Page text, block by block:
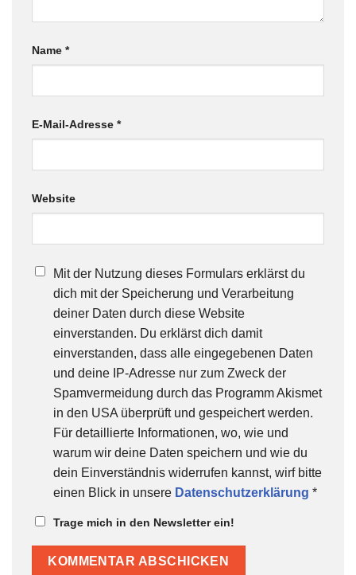
Name *
E-Mail-Adresse *
Website
Mit der Nutzung dieses Formulars erklärst du
dich mit der Speicherung und Verarbeitung
deiner Daten durch diese Website
einverstanden. Du erklärst dich damit
einverstanden, dass alle eingegebenen Daten
und deine IP-Adresse nur zum Zweck der
Spamvermeidung durch das Programm Akismet
in den USA überprüft und gespeichert werden.
Für detaillierte Informationen, wo, wie und
warum wir deine Daten speichern und wie du
dein Einverständnis widerrufen kannst, wirf bitte
einen Blick in unsere Datenschutzerklärung *
Trage mich in den Newsletter ein!